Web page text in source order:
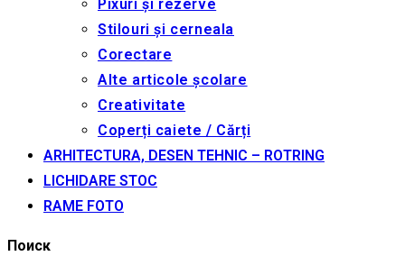
Pixuri și rezerve
Stilouri și cerneala
Corectare
Alte articole școlare
Creativitate
Coperți caiete / Cărți
ARHITECTURA, DESEN TEHNIC – ROTRING
LICHIDARE STOC
RAME FOTO
Поиск